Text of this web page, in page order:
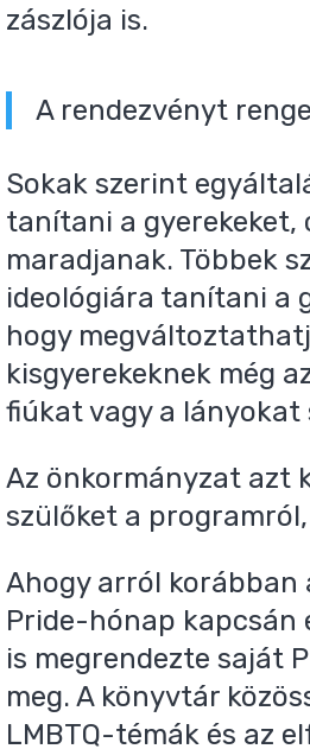
zászlója is.
A rendezvényt
Sokak szerint
tanítani a gyerekeket,
maradjanak. Többek
ideológiára tanítani a
hogy
kisgyerekeknek még
fiúkat vagy a lányokat
Az önkormányzat azt
szülőket a
Ahogy arról korábban
Pride-hónap kapcsán
is megrendezte saját
meg. A könyvtár
LMBTQ-témák és az